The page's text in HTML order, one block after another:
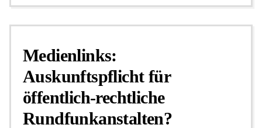
Medienlinks:
Auskunftspflicht für
öffentlich-rechtliche
Rundfunkanstalten?